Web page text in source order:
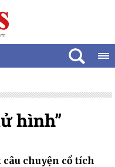
hình”
chuyện cổ tích